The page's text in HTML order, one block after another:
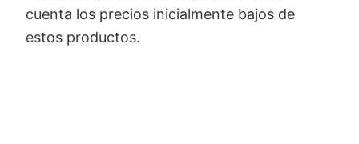
cuenta los precios inicialmente bajos de
estos productos.